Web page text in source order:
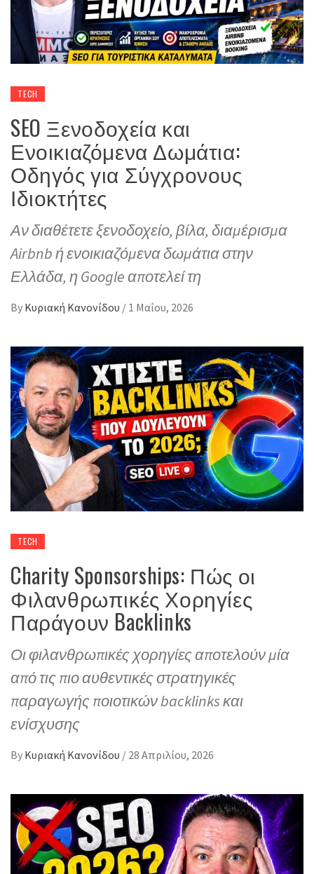
TECH
SEO Ξενοδοχεία και
Ενοικιαζόμενα Δωμάτια:
Οδηγός για Σύγχρονους
Ιδιοκτήτες
Αν διαθέτετε ξενοδοχείο, βίλα, διαμέρισμα
Airbnb ή ενοικιαζόμενα δωμάτια στην
Ελλάδα, η Google αποτελεί τη
By Κυριακή Κανονίδου / 1 Μαΐου, 2026
TECH
Charity Sponsorships: Πώς οι
Φιλανθρωπικές Χορηγίες
Παράγουν Backlinks
Οι φιλανθρωπικές χορηγίες αποτελούν μία
από τις πιο αυθεντικές στρατηγικές
παραγωγής ποιοτικών backlinks και
ενίσχυσης
By Κυριακή Κανονίδου / 28 Απριλίου, 2026